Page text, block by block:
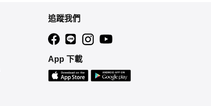
追蹤我們
App 下載